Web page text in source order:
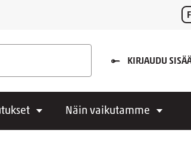
FI
KIRJAUDU
Näin vaikutamme